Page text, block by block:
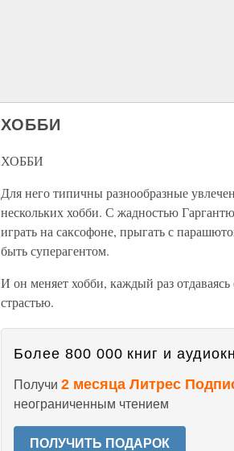
ХОББИ
ХОББИ
Для него типичны разнообразные
нескольких хобби. С жадностью
играть на саксофоне, прыгать с
быть суперагентом.
И он меняет хобби, каждый раз
страстью.
Более 800 000 книг и
Получи 2 месяца Литрес
неограниченным чтением
ПОЛУЧИТЬ ПОДАРОК